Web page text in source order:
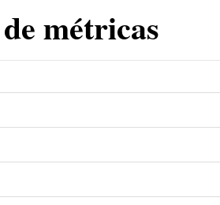
métricas